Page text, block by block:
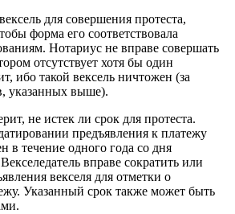
для совершения протеста,
форма его соответствовала
Нотариус не вправе совершать
отсутствует хотя бы один
ибо такой вексель ничтожен (за
указанных выше).
не истек ли срок для протеста.
предъявления к платежу
в течение одного года со дня
вправе сократить или
векселя для отметки о
Указанный срок также может быть